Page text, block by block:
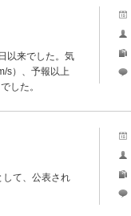
以来でした。気
s）、予報以上
した。
て、公表され